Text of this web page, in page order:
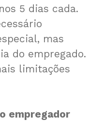
5 dias cada.
mas
do empregado.
limitações
empregador